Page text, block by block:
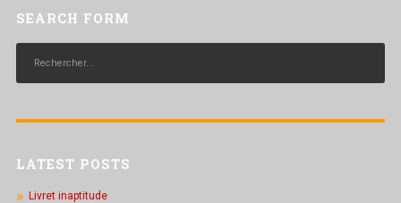
SEARCH FORM
LATEST POSTS
Livret inaptitude